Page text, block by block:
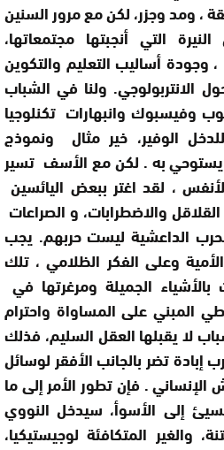
، ومد وجزر، لكن مع مرور السنين
التي أنجبتها مجتمعاتها،
وجودة أساليب التعليم والتكوين
الانتربولوجي. ولنا في الشباب
وفيسبوك وانبهارات تكنلوجيا
الوفير، خير مثال ونموذج
يستوحي به . لكن مع الأسف تسير
، لقد اغتر ببعض اليائسين
والاضطرابات، و الصراعات
الداعشية ليست حربهم. يجب
وعلى الفكر الظلامي ، تلك
الجميلة ومرغرتها في
المبني على المساواة واحترام
لا يقبلها العقل السليم، فذلك
تضر بالجانب الأفقر لوسائل
الإنساني . فإن تطور الأمر إلى ما
إلى الأسوأ، سيدخل النووي
والغير المتكافئة لوجيستيكيا،